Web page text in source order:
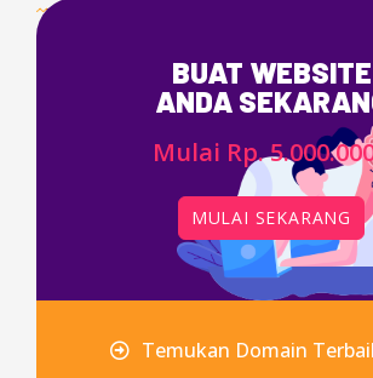
BUAT WEBSITE
ANDA
Mulai Rp.
MULAI SEKARANG
Temukan Domain